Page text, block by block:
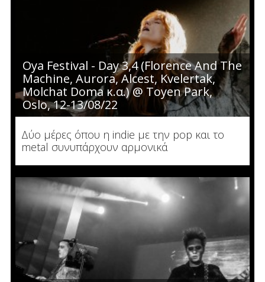
Oya Festival - Day 3,4 (Florence And The
Machine, Aurora, Alcest, Kvelertak,
Molchat Doma κ.α.) @ Toyen Park,
Oslo, 12-13/08/22
Δύο μέρες όπου η indie με την pop και το
metal συνυπάρχουν αρμονικά